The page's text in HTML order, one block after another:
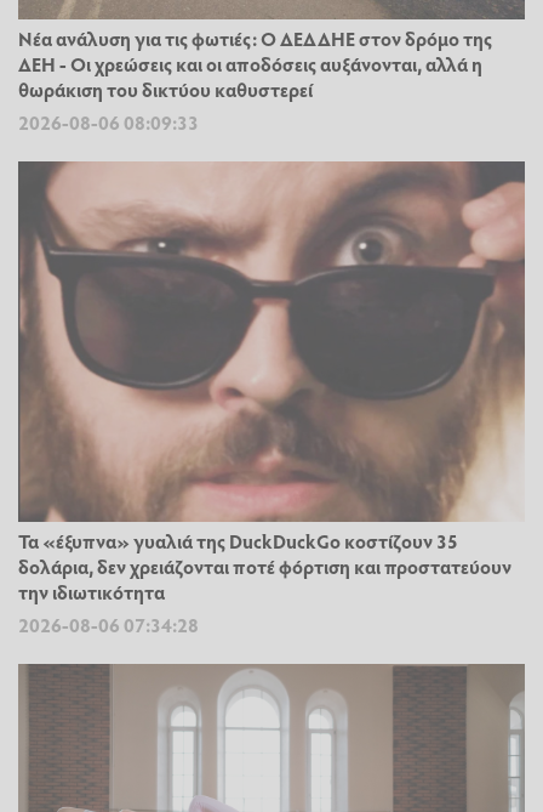
Νέα ανάλυση για τις φωτιές: Ο ΔΕΔΔΗΕ στον δρόμο της
ΔΕΗ - Οι χρεώσεις και οι αποδόσεις αυξάνονται, αλλά η
θωράκιση του δικτύου καθυστερεί
2026-08-06 08:09:33
Τα «έξυπνα» γυαλιά της DuckDuckGo κοστίζουν 35
δολάρια, δεν χρειάζονται ποτέ φόρτιση και προστατεύουν
την ιδιωτικότητα
2026-08-06 07:34:28